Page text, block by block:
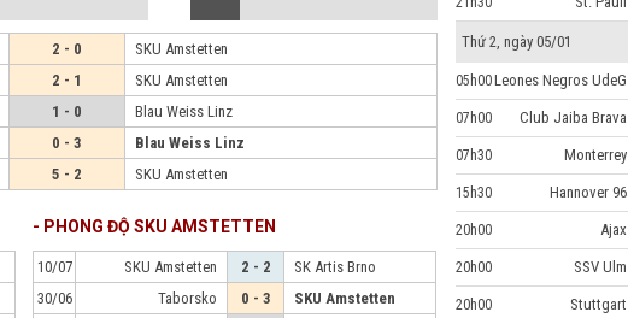
2 - 0
SKU Amstetten
2 - 1
SKU Amstetten
1 - 0
Blau Weiss Linz
0 - 3
Blau Weiss Linz
5 - 2 SKU Amstetten
- PHONG ĐỘ SKU AMSTETTEN
10/07 SKU Amstetten 2 - 2
SK Artis Brno
30/06
Taborsko 0 - 3
SKU Amstetten
Thứ 2, ngày 05/01
05h00Leones Negros UdeG
07h00 Club Jaiba Brava
07h30 Monterrey
15h30 Hannover 96
20h00 Ajax
20h00 SSV Ulm
20h00 Stuttgart